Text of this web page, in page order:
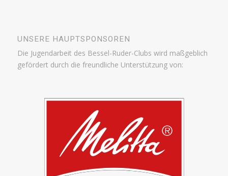
UNSERE HAUPTSPONSOREN
Die Jugendarbeit des Bessel-Ruder-Clubs wird maßgeblich
gefördert durch die freundliche Unterstützung von: